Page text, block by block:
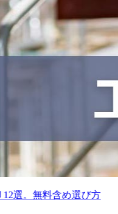
選。無料含め選び方